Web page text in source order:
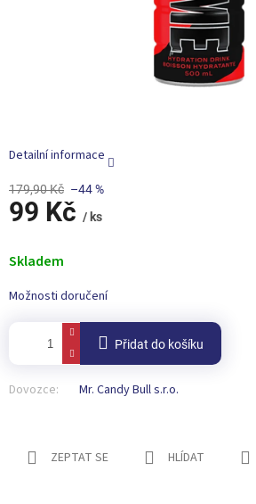
179,90 Kč –44 %
99 Kč / ks
cena:
Skladem
Možnosti doručení
Přidat do košíku
Dovozce: Mr. Candy Bull s.r.o.
Detailní informace
ZEPTAT SE HLÍDAT